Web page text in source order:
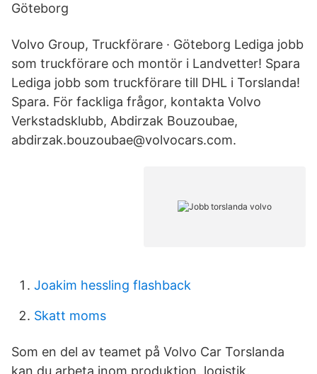
Göteborg
Volvo Group, Truckförare · Göteborg Lediga jobb
som truckförare och montör i Landvetter! Spara
Lediga jobb som truckförare till DHL i Torslanda!
Spara. För fackliga frågor, kontakta Volvo
Verkstadsklubb, Abdirzak Bouzoubae,
abdirzak.bouzoubae@volvocars.com.
Joakim hessling flashback
Skatt moms
Som en del av teamet på Volvo Car Torslanda
kan du arbeta inom produktion, logistik,